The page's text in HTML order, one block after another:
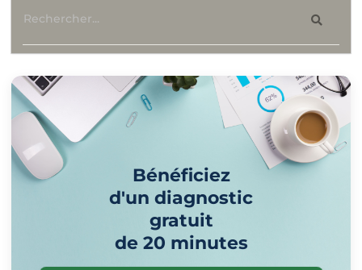
Bénéficiez
d'un diagnostic
gratuit
de 20 minutes